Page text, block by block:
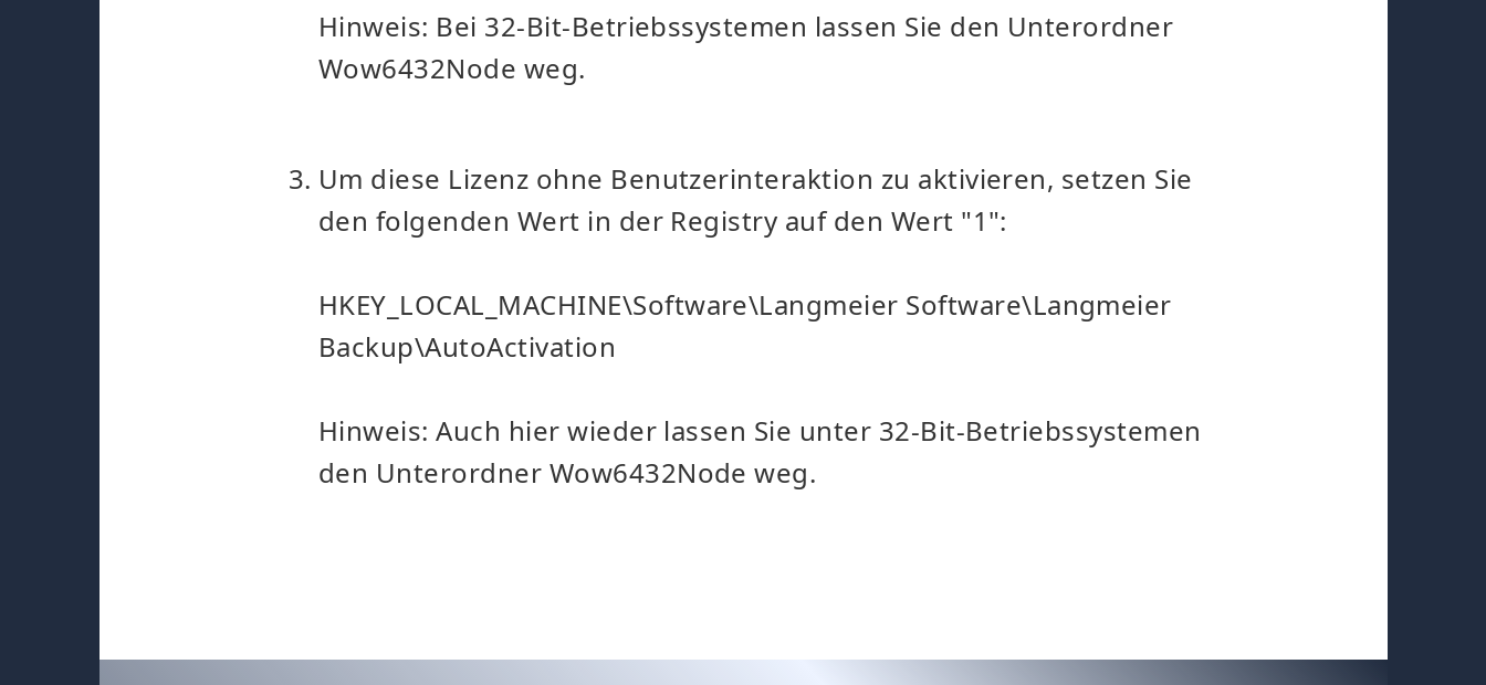
Hinweis: Bei 32-Bit-Betriebssystemen lassen Sie den Unterordner
Wow6432Node weg.
Um diese Lizenz ohne Benutzerinteraktion zu aktivieren, setzen Sie
den folgenden Wert in der Registry auf den Wert "1":
HKEY_LOCAL_MACHINE\Software\Langmeier Software\Langmeier
Backup\AutoActivation
Hinweis: Auch hier wieder lassen Sie unter 32-Bit-Betriebssystemen
den Unterordner Wow6432Node weg.